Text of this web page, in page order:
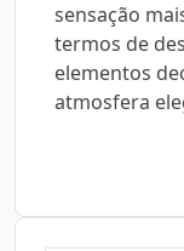
sensação
termos de
elementos
atmosfera